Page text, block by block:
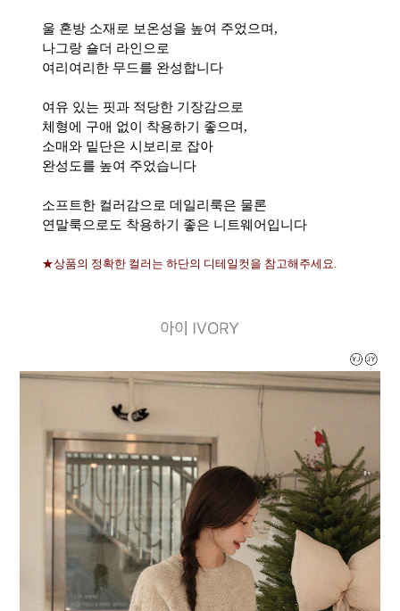
울 혼방 소재로 보온성을 높여 주었으며,
나그랑 숄더 라인으로
여리여리한 무드를 완성합니다
여유 있는 핏과 적당한 기장감으로
체형에 구애 없이 착용하기 좋으며,
소매와 밑단은 시보리로 잡아
완성도를 높여 주었습니다
소프트한 컬러감으로 데일리룩은 물론
연말룩으로도 착용하기 좋은 니트웨어입니다
★상품의 정확한 컬러는 하단의 디테일컷을 참고해주세요.